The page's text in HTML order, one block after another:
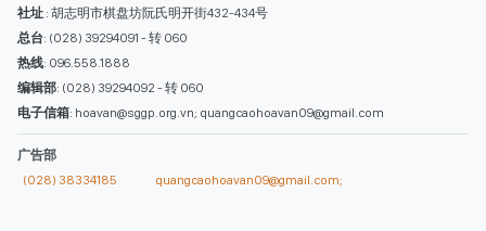
西贡解放报网版权所有
由越南新闻与传播部所属报刊局于2023年09月06日 签发第26/GP-CBC号许可
证
总编辑
副总编辑: 阮玉英、范文长、裴氏红霜、张德义、范氏云英、杨文光、阮德显、